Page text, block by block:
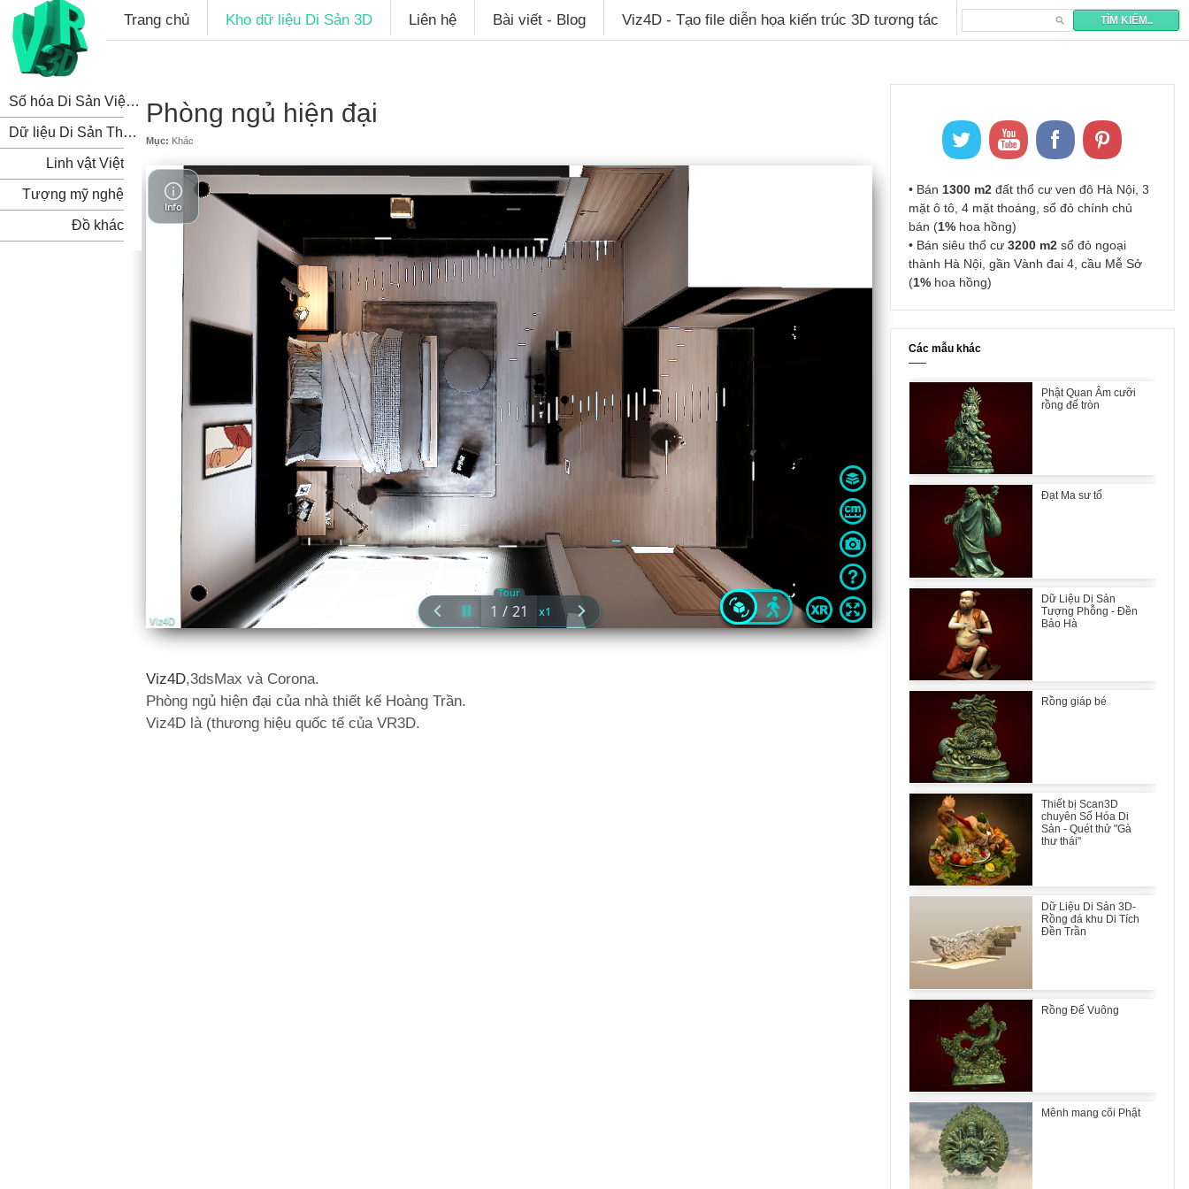
Trang chủ Kho dữ liệu Di Sản 3D Liên hệ Bài viết - Blog Viz4D - Tạo file diễn họa kiến trúc 3D tương tác
Phòng ngủ hiện đại
Mục: Khác
Viz4D,3dsMax và Corona.
Phòng ngủ hiện đại của nhà thiết kế Hoàng Trần.
Viz4D là (thương hiệu quốc tế của VR3D.
• Bán 1300 m2đất thổ cư ven đô Hà Nội, 3
mặt ô tô, 4 mặt thoáng, sổ đỏ chính chủ
bán (1%hoa hồng)
• Bán siêu thổ cư 3200 m2sổ đỏ ngoại
thành Hà Nội, gần Vành đai 4, cầu Mễ Sở
(1%hoa hồng)
Các mẫu khác
Phật Quan Âm cưỡi
rồng đế tròn
Đạt Ma sư tổ
Dữ Liệu Di Sản
Tượng Phỗng - Đền
Bảo Hà
Rồng giáp bé
Thiết bị Scan3D
chuyên Số Hóa Di
Sản - Quét thử "Gà
thư thái"
Dữ Liệu Di Sản 3D-
Rồng đá khu Di Tích
Đền Trần
Rồng Đế Vuông
Mênh mang cõi Phật
Số hóa Di Sản Việt Nam
Dữ liệu Di Sản Thế Giới
Linh vật Việt
Tượng mỹ nghệ
Đồ khác